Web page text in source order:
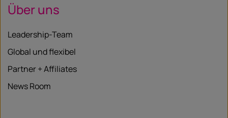
Über uns
Leadership-Team
Global und flexibel
Partner + Affiliates
News Room